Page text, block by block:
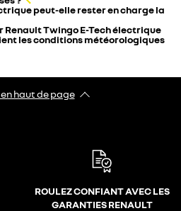
peut-elle rester en charge la
Twingo E-Tech électrique
les conditions météorologiques
haut de page​
ROULEZ CONFIANT AVEC LES
GARANTIES RENAULT